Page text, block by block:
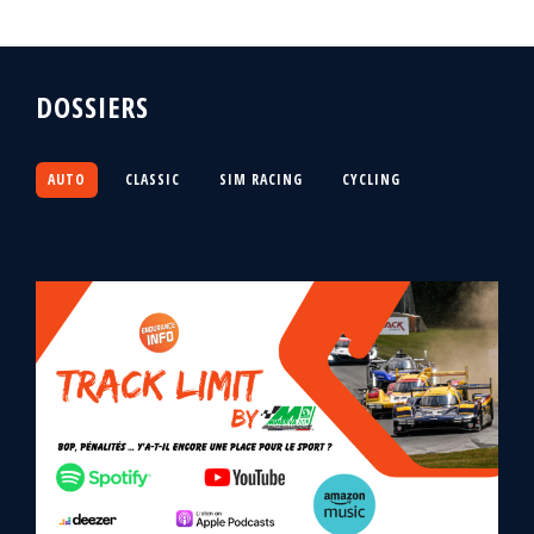
DOSSIERS
AUTO CLASSIC SIM RACING CYCLING